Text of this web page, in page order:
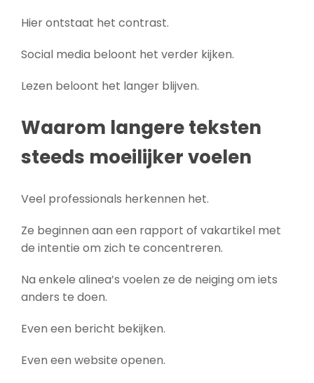
Hier ontstaat het contrast.
Social media beloont het verder kijken.
Lezen beloont het langer blijven.
Waarom langere teksten
steeds moeilijker voelen
Veel professionals herkennen het.
Ze beginnen aan een rapport of vakartikel met
de intentie om zich te concentreren.
Na enkele alinea’s voelen ze de neiging om iets
anders te doen.
Even een bericht bekijken.
Even een website openen.